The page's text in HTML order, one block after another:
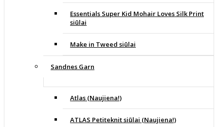
Essentials Super Kid Mohair Loves Silk Print
siūlai
Make in Tweed siūlai
Sandnes Garn
Atlas (Naujiena!)
ATLAS Petiteknit siūlai (Naujiena!)